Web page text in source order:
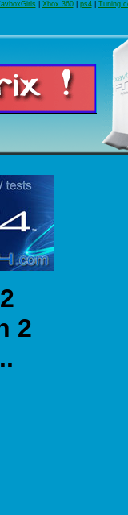
| Xbox 360| ps4| Tuning
2